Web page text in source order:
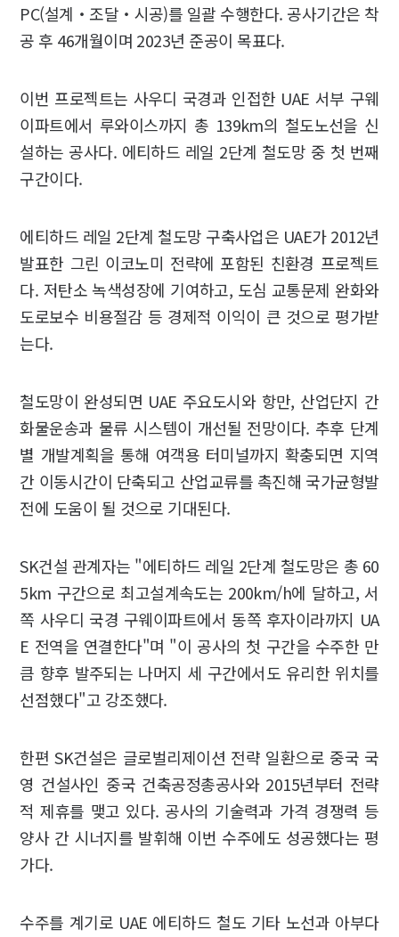
PC(설계‧조달‧시공)를 일괄 수행한다. 공사기간은 착
공 후 46개월이며 2023년 준공이 목표다.
이번 프로젝트는 사우디 국경과 인접한 UAE 서부 구웨
이파트에서 루와이스까지 총 139km의 철도노선을 신
설하는 공사다. 에티하드 레일 2단계 철도망 중 첫 번째
구간이다.
에티하드 레일 2단계 철도망 구축사업은 UAE가 2012년
발표한 그린 이코노미 전략에 포함된 친환경 프로젝트
다. 저탄소 녹색성장에 기여하고, 도심 교통문제 완화와
도로보수 비용절감 등 경제적 이익이 큰 것으로 평가받
는다.
철도망이 완성되면 UAE 주요도시와 항만, 산업단지 간
화물운송과 물류 시스템이 개선될 전망이다. 추후 단계
별 개발계획을 통해 여객용 터미널까지 확충되면 지역
간 이동시간이 단축되고 산업교류를 촉진해 국가균형발
전에 도움이 될 것으로 기대된다.
SK건설 관계자는 "에티하드 레일 2단계 철도망은 총 60
5km 구간으로 최고설계속도는 200km/h에 달하고, 서
쪽 사우디 국경 구웨이파트에서 동쪽 후자이라까지 UA
E 전역을 연결한다"며 "이 공사의 첫 구간을 수주한 만
큼 향후 발주되는 나머지 세 구간에서도 유리한 위치를
선점했다"고 강조했다.
한편 SK건설은 글로벌리제이션 전략 일환으로 중국 국
영 건설사인 중국 건축공정총공사와 2015년부터 전략
적 제휴를 맺고 있다. 공사의 기술력과 가격 경쟁력 등
양사 간 시너지를 발휘해 이번 수주에도 성공했다는 평
가다.
수주를 계기로 UAE 에티하드 철도 기타 노선과 아부다